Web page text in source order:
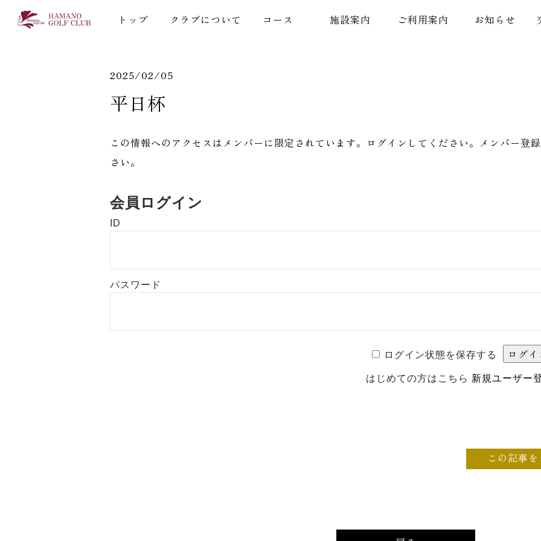
トップ クラブについて コース 施設案内 ご利用案内 お知らせ
2025/02/05
平日杯
この情報へのアクセスはメンバーに限定されています。ログインしてください。メンバー登
さい。
会員ログイン
ID
パスワード
ログイン状態を保存する
はじめての方はこちら 新規ユーザー
この記事